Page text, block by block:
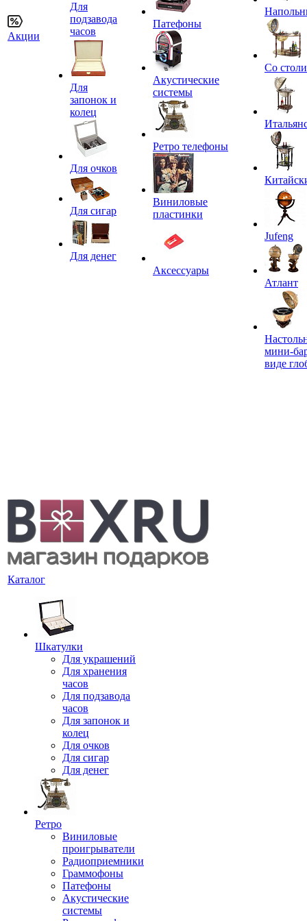
Акции
Для
подзавода
часов
Для
запонок и
колец
Для очков
Для сигар
Для денег
Патефоны
Акустические
системы
Ретро телефоны
Виниловые
пластинки
Аксессуары
Со
Jufeng
Атлант
мини-
виде
Каталог
Шкатулки
Для украшений
Для хранения
часов
Для подзавода
часов
Для запонок и
колец
Для очков
Для сигар
Для денег
Ретро
Виниловые
проигрыватели
Радиоприемники
Граммофоны
Патефоны
Акустические
системы